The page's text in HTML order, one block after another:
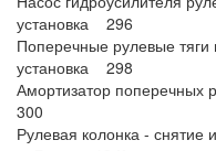
установка 296
Поперечные рулевые тяги
установка 298
Амортизатор поперечных
300
Рулевая колонка -